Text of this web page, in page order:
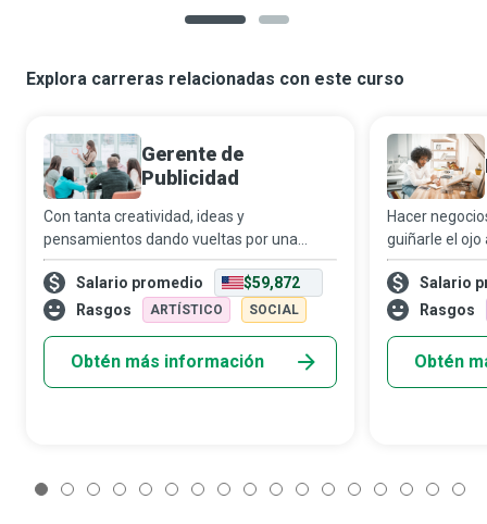
Explora carreras relacionadas con este curso
Gerente de
Publicidad
Con tanta creatividad, ideas y
pensamientos dando vueltas por una
oficina de publicidad, alguien tiene que
controlarlo todo para crear un mensaje
convincente y discernible sobre un
Salario promedio
$59,872
Rasgos
ARTÍSTICO SOCIAL
Obtén más información
Hacer
guiñarle el ojo
sabes lo que
más lo nota.
son los
Salario
Rasgos
Obtén